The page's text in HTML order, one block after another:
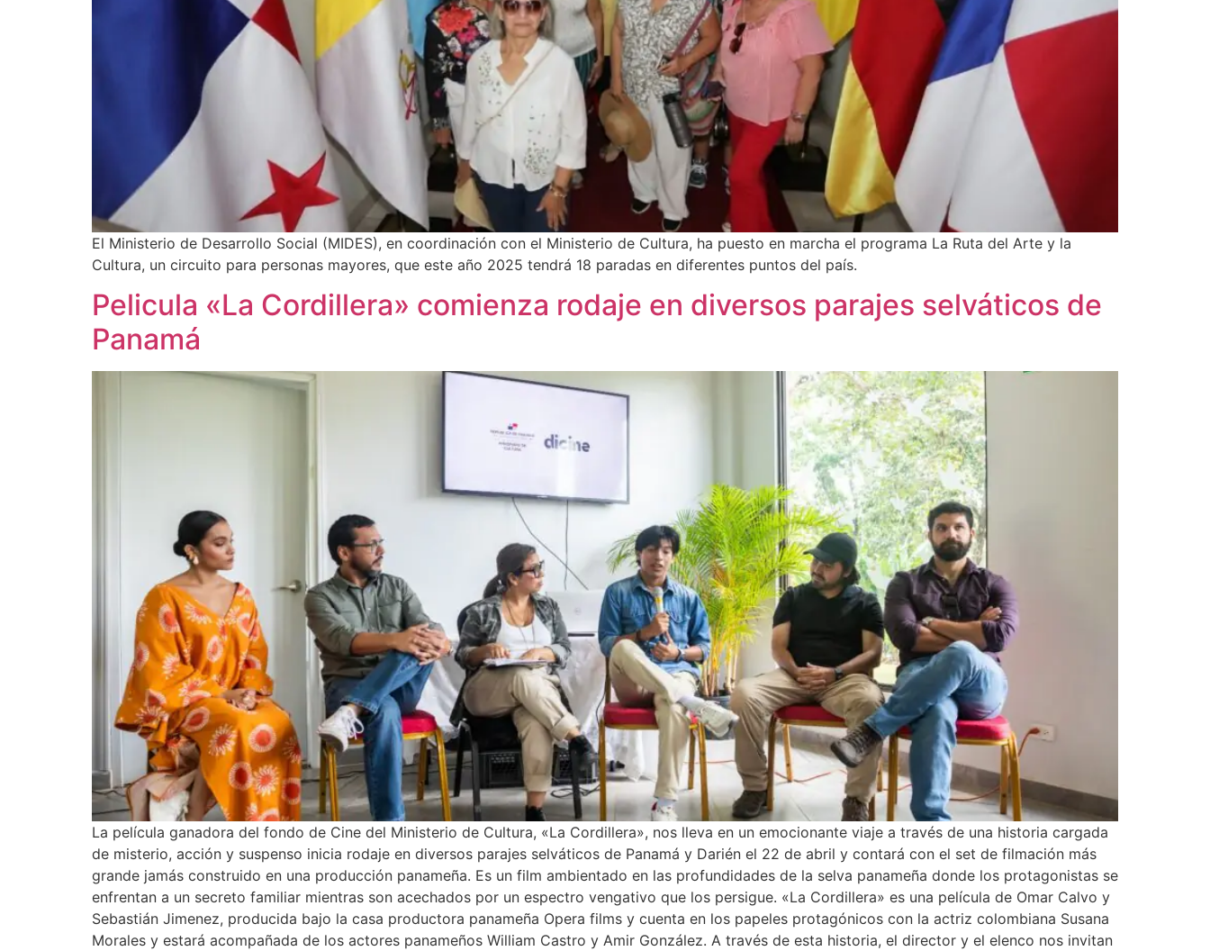
El Ministerio de Desarrollo Social (MIDES), en coordinación con el Ministerio de Cultura, ha puesto en marcha el programa La Ruta del Arte y la
Cultura, un circuito para personas mayores, que este año 2025 tendrá 18 paradas en diferentes puntos del país.
Pelicula «La Cordillera» comienza rodaje en diversos parajes selváticos de
Panamá
La película ganadora del fondo de Cine del Ministerio de Cultura, «La Cordillera», nos lleva en un emocionante viaje a través de una historia cargada
de misterio, acción y suspenso inicia rodaje en diversos parajes selváticos de Panamá y Darién el 22 de abril y contará con el set de filmación más
grande jamás construido en una producción panameña. Es un film ambientado en las profundidades de la selva panameña donde los protagonistas se
enfrentan a un secreto familiar mientras son acechados por un espectro vengativo que los persigue. «La Cordillera» es una película de Omar Calvo y
Sebastián Jimenez, producida bajo la casa productora panameña Opera films y cuenta en los papeles protagónicos con la actriz colombiana Susana
Morales y estará acompañada de los actores panameños William Castro y Amir González. A través de esta historia, el director y el elenco nos invitan